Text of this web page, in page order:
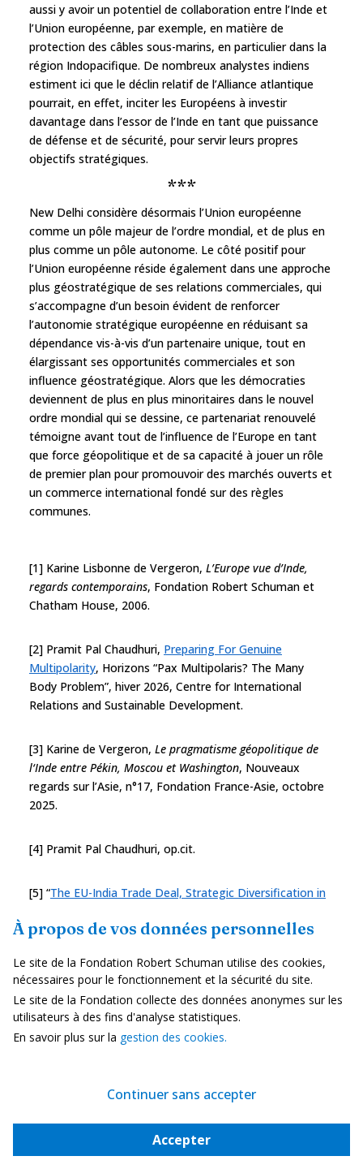
À propos de vos données personnelles
Le site de la Fondation Robert Schuman utilise des cookies,
nécessaires pour le fonctionnement et la sécurité du site.
Le site de la Fondation collecte des données anonymes sur les
utilisateurs à des fins d'analyse statistiques.
En savoir plus sur la gestion des cookies.
Continuer sans accepter
Accepter
aussi y avoir un potentiel de collaboration entre l’Inde et
l’Union européenne, par exemple, en matière de
protection des câbles sous-marins, en particulier dans la
région Indopacifique. De nombreux analystes indiens
estiment ici que le déclin relatif de l’Alliance atlantique
pourrait, en effet, inciter les Européens à investir
davantage dans l’essor de l’Inde en tant que puissance
de défense et de sécurité, pour servir leurs propres
objectifs stratégiques.
***
New Delhi considère désormais l’Union européenne
comme un pôle majeur de l’ordre mondial, et de plus en
plus comme un pôle autonome. Le côté positif pour
l’Union européenne réside également dans une approche
plus géostratégique de ses relations commerciales, qui
s’accompagne d’un besoin évident de renforcer
l’autonomie stratégique européenne en réduisant sa
dépendance vis-à-vis d’un partenaire unique, tout en
élargissant ses opportunités commerciales et son
influence géostratégique. Alors que les démocraties
deviennent de plus en plus minoritaires dans le nouvel
ordre mondial qui se dessine, ce partenariat renouvelé
témoigne avant tout de l’influence de l’Europe en tant
que force géopolitique et de sa capacité à jouer un rôle
de premier plan pour promouvoir des marchés ouverts et
un commerce international fondé sur des règles
communes.
[1] Karine Lisbonne de Vergeron, L’Europe vue d’Inde,
regards contemporains, Fondation Robert Schuman et
Chatham House, 2006.
[2] Pramit Pal Chaudhuri, Preparing For Genuine
Multipolarity, Horizons “Pax Multipolaris? The Many
Body Problem”, hiver 2026, Centre for International
Relations and Sustainable Development.
[3] Karine de Vergeron, Le pragmatisme géopolitique de
l‘Inde entre Pékin, Moscou et Washington, Nouveaux
regards sur l’Asie, n°17, Fondation France-Asie, octobre
2025.
[4] Pramit Pal Chaudhuri, op.cit.
[5] “The EU-India Trade Deal, Strategic Diversification in
Mahlkow, V. Thakur, Kiel Institute for the World
[6] Selon le gouvernement indien, l'Inde aurait dépassé le
Japon l'année dernière pour devenir la quatrième
économie mondiale et pourrait potentiellement devancer
l'Allemagne pour occuper la troisième place d'ici 2030.
Trends in international arm transfer, SIPRI Fact Sheet,
Directeur de la publication:Pascale Joannin